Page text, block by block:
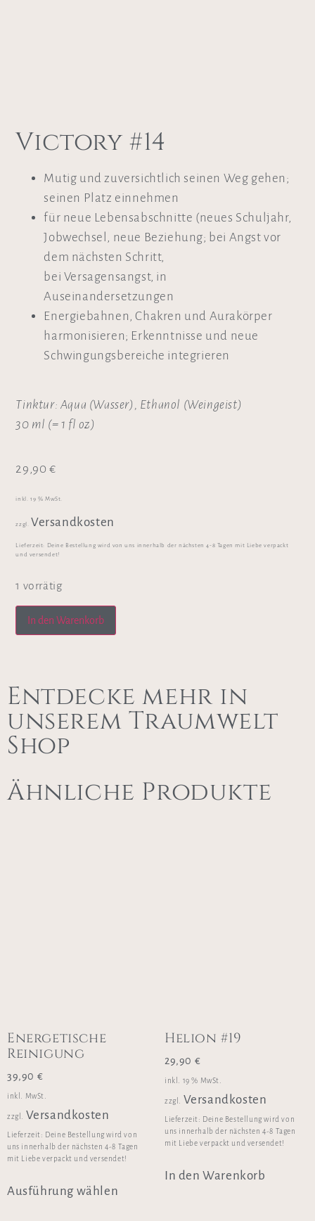
Victory #14
Mutig und zuversichtlich seinen Weg gehen;
seinen Platz einnehmen
für neue Lebensabschnitte (neues Schuljahr,
Jobwechsel, neue Beziehung; bei Angst vor
dem nächsten Schritt,
bei Versagensangst, in
Auseinandersetzungen
Energiebahnen, Chakren und Aurakörper
harmonisieren; Erkenntnisse und neue
Schwingungsbereiche integrieren
Tinktur: Aqua (Wasser), Ethanol (Weingeist)
30 ml (= 1 fl oz)
29,90 €
inkl. 19 % MwSt.
zzgl. Versandkosten
Lieferzeit:
Deine Bestellung wird von uns innerhalb der nächsten 4-8 Tagen mit Liebe verpackt
und versendet!
1 vorrätig
In den Warenkorb
Entdecke mehr in
unserem Traumwelt
Shop
Ähnliche Produkte
Energetische
Reinigung
39,90 €
inkl. MwSt.
zzgl. Versandkosten
Lieferzeit: Deine Bestellung wird von
uns innerhalb der nächsten 4-8 Tagen
mit Liebe verpackt und versendet!
Ausführung wählen
Helion #19
29,90 €
inkl. 19 % MwSt.
zzgl. Versandkosten
Lieferzeit: Deine Bestellung wird von
uns innerhalb der nächsten 4-8 Tagen
mit Liebe verpackt und versendet!
In den Warenkorb